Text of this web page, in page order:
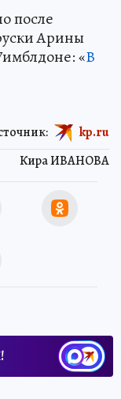
после
Арины
«В
Кира ИВАНОВА
kp.ru